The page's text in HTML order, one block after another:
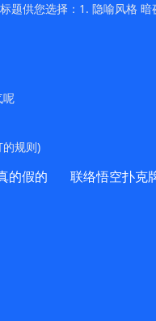
题供您选择：1. 隐喻风格
呢
规则)
的假的 联络悟空扑克